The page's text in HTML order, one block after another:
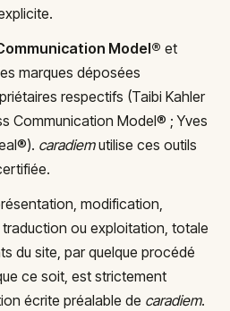
Model® et
marques déposées
respectifs (Taibi Kahler
Communication Model® ; Yves
caradiemutilise ces outils
modification,
ou exploitation, totale
du site, par quelque procédé
ce soit, est strictement
écrite préalable de caradiem.